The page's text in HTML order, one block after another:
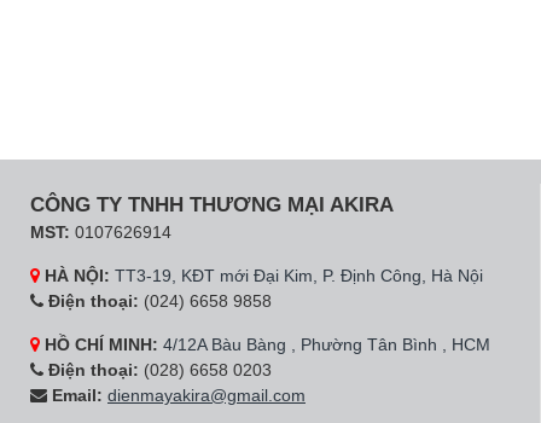
CÔNG TY TNHH THƯƠNG MẠI AKIRA
MST: 0107626914
HÀ NỘI: TT3-19, KĐT mới Đại Kim, P. Định Công, Hà Nội
Điện thoại: (024) 6658 9858
HỒ CHÍ MINH: 4/12A Bàu Bàng , Phường Tân Bình , HCM
Điện thoại: (028) 6658 0203
Email: dienmayakira@gmail.com